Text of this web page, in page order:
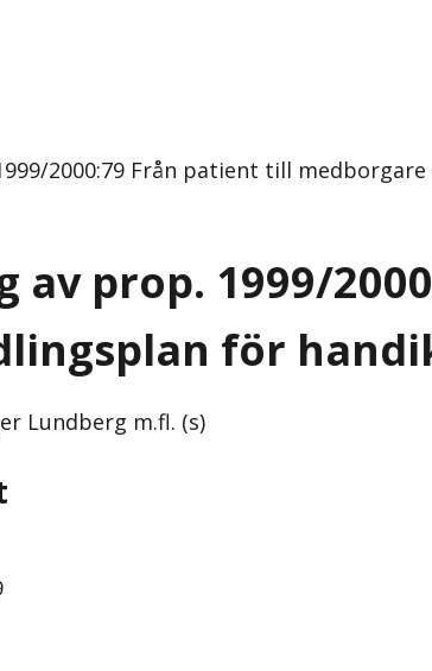
2000:79 Från patient till
av prop. 1999/
för
Lundberg m.fl. (s)